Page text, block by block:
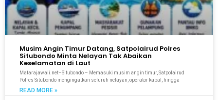
Musim Angin Timur Datang, Satpolairud Polres
Situbondo Minta Nelayan Tak Abaikan
Keselamatan di Laut
Matarajawali.net–Situbondo – Memasuki musim angin timur, Satpolairud
Polres Situbondo mengingatkan seluruh nelayan, operator kapal, hingga
READ MORE »